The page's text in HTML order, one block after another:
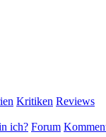
Kritiken Reviews
ich? Forum